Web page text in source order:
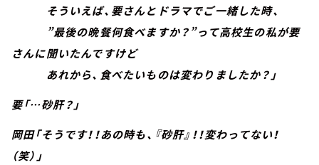
そういえば、要さんとドラマでご一緒した時、
”最後の晩餐何食べますか？”って高校生の私が要
さんに聞いたんですけど
あれから、食べたいものは変わりましたか？」
要「…砂肝？」
岡田「そうです！！あの時も、『砂肝』！！変わってない！
（笑）」